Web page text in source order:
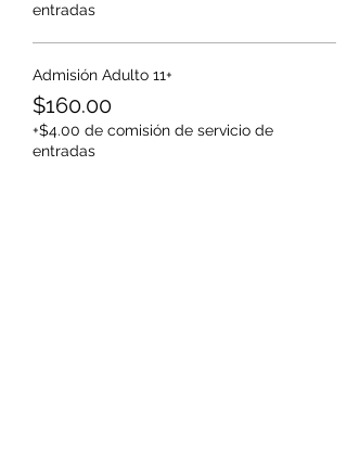
entradas
Admisión Adulto 11+
$160.00
+$4.00 de comisión de servicio de
entradas